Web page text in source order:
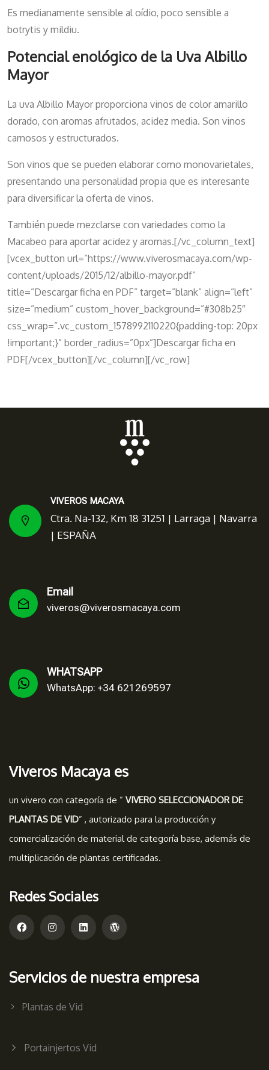
Es medianamente sensible al oídio, poco sensible a
botrytis y mildiu.
Potencial enológico de la Uva Albillo
Mayor
La uva Albillo Mayor proporciona vinos de color amarillo
dorado, con aromas afrutados, acidez media. Son vinos
carnosos y estructurados.
Son vinos que se pueden elaborar como monovarietales,
presentando una personalidad propia que es interesante
para diversificar la oferta de vinos.
También puede mezclarse con variedades como la
Macabeo para aportar acidez y aromas.[/vc_column_text]
[vcex_button url=”https://www.viverosmacaya.com/wp-
content/uploads/2015/12/albillo-mayor.pdf”
title=”Descargar ficha en PDF” target=”blank” align=”left”
size=”medium” custom_hover_background=”#308b25″
css_wrap=”.vc_custom_1578992110220{padding-top: 20px
!important;}” border_radius=”0px”]Descargar ficha en
PDF[/vcex_button][/vc_column][/vc_row]
VIVEROS MACAYA
Ctra. Na-132, Km 18 31251 | Larraga | Navarra
| ESPAÑA
Email
viveros@viverosmacaya.com
WHATSAPP
WhatsApp: +34 621269597
Viveros Macaya es
un vivero con categoría de ” VIVERO SELECCIONADOR DE
PLANTAS DE VID” , autorizado para la producción y
comercialización de material de categoría base, además de
multiplicación de plantas certificadas.
Redes Sociales
Servicios de nuestra empresa
Plantas de Vid
Portainjertos Vid